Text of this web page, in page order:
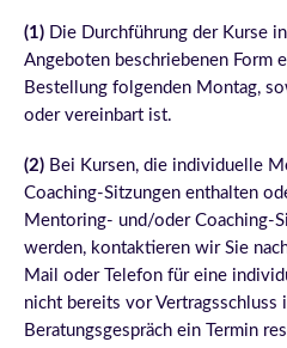
(1) Die Durchführung der Kurse
Angeboten beschriebenen Form
Bestellung folgenden Montag,
oder vereinbart ist.
(2) Bei Kursen, die individuelle
Coaching-Sitzungen enthalten
Mentoring- und/oder Coaching-
werden, kontaktieren wir Sie
Mail oder Telefon für eine
nicht bereits vor
Beratungsgespräch ein Termin